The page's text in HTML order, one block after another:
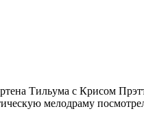
Тильума с Крисом
мелодраму